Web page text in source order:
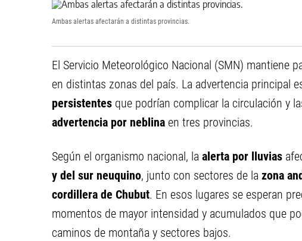
Ambas alertas afectarán a distintas provincias.
El Servicio Meteorológico Nacional (SMN) mantiene
en distintas zonas del país. La advertencia principal
persistentes que podrían complicar la circulación y
advertencia por neblina en tres provincias.
Según el organismo nacional, la alerta por lluvias
y del sur neuquino, junto con sectores de la zona
cordillera de Chubut. En esos lugares se esperan
momentos de mayor intensidad y acumulados que
caminos de montaña y sectores bajos.